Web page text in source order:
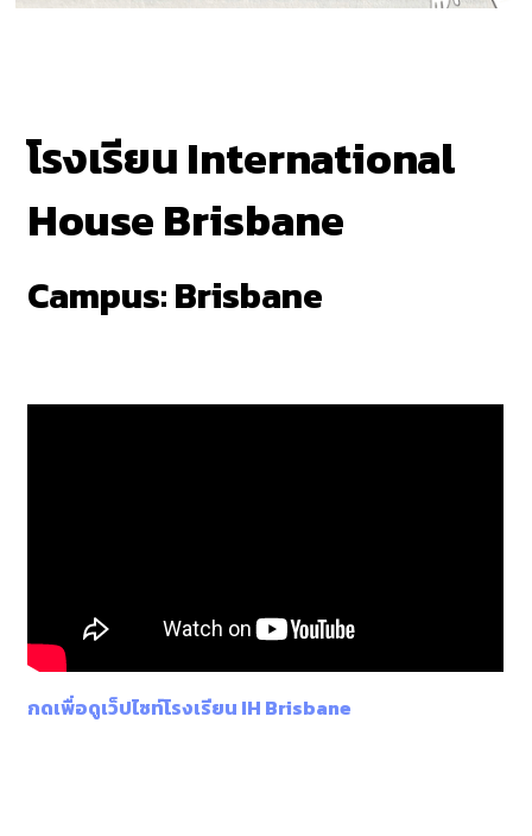
โรงเรียน International
House Brisbane
Campus: Brisbane
กดเพื่อดูเว็ปไซท์โรงเรียน IH Brisbane